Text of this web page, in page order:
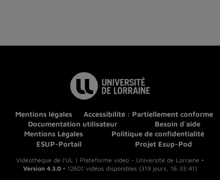
Mentions légales
Accessibilité : Partiellement conforme
Documentation utilisateur
Besoin d'aide
Mentions Légales
Politique de confidentialité
ESUP-Portail
Projet Esup-Pod
Vidéothèque de l'UL | Plateforme vidéo - Université de Lorraine •
Version 4.3.0 • 12601 vidéos disponibles (319 jours, 16:33:41)